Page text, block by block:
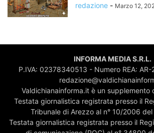
redazione - Marzo 12,
INFORMA MEDIA S.R.L.
P.IVA: 02378340513 - Numero REA:
Valdichianainforma.it è un supplemento
Testata giornalistica registrata presso il
Tribunale di Arezzo al n° 10/2006
Testata giornalistica registrata presso il